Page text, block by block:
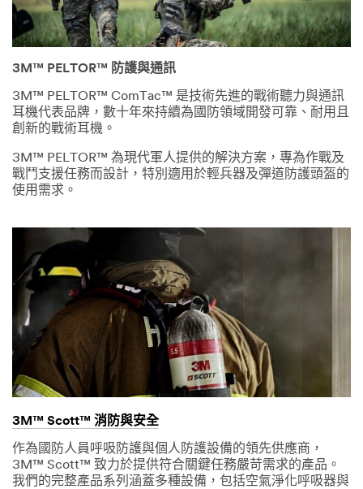
3M™ PELTOR™ 防護與通訊
3M™ PELTOR™ ComTac™ 是技術先進的戰術聽力與通訊
耳機代表品牌，數十年來持續為國防領域開發可靠、耐用且
創新的戰術耳機。
3M™ PELTOR™ 為現代軍人提供的解決方案，專為作戰及
戰鬥支援任務而設計，特別適用於輕兵器及彈道防護頭盔的
使用需求。
3M™ Scott™ 消防與安全
作為國防人員呼吸防護與個人防護設備的領先供應商，
3M™ Scott™ 致力於提供符合關鍵任務嚴苛需求的產品。
我們的完整產品系列涵蓋多種設備，包括空氣淨化呼吸器與